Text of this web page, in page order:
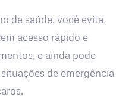
de saúde, você evita
acesso rápido e
e ainda pode
de emergência